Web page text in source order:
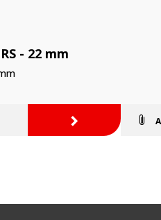
- 22 mm
>